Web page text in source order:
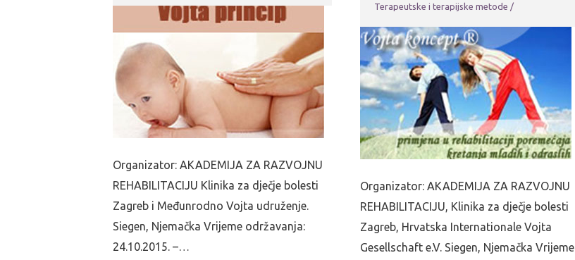
Organizator: AKADEMIJA ZA RAZVOJNU
REHABILITACIJU Klinika za dječje bolesti
Zagreb i Međunrodno Vojta udruženje.
Siegen, Njemačka Vrijeme održavanja:
24.10.2015. –…
Terapeutske i terapijske metode /
Organizator: AKADEMIJA ZA RAZVOJNU
REHABILITACIJU, Klinika za dječje bolesti
Zagreb, Hrvatska Internationale Vojta
Gesellschaft e.V. Siegen, Njemačka Vrijeme